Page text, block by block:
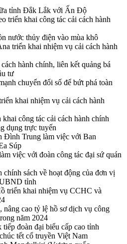
tỉnh Đắk Lắk với Ấn Độ
triển khai công tác cải cách hành
nước thủy điện vào mùa khô
triển khai nhiệm vụ cải cách hành
hành chính, liên kết quảng bá
tư
chuyển đổi số để bứt phá toàn
khai nhiệm vụ cải cách hành
công tác cải cách hành chính
dụng trực tuyến
Đình Trung làm việc với Ban
Súp
việc với đoàn công tác đại sứ quán
chính sách về hoạt động của đơn vị
tỉnh
triển khai nhiệm vụ CCHC và
nâng cao tỷ lệ hồ sơ dịch vụ công
năm 2024
đoàn đại biểu cấp cao tỉnh
tết cổ truyền Việt Nam